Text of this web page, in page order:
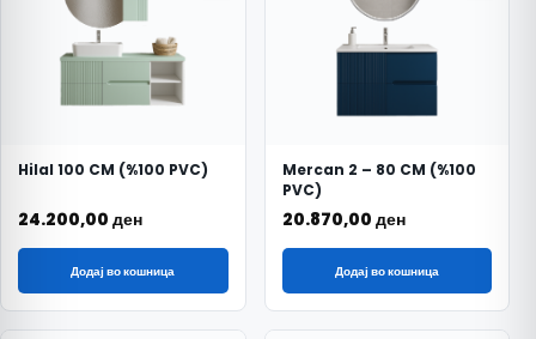
Hilal 100 CM (%100 PVC)
24.200,00 ден
Додај во кошница
Mercan 2 – 80 CM (%100
PVC)
20.870,00 ден
Додај во кошница